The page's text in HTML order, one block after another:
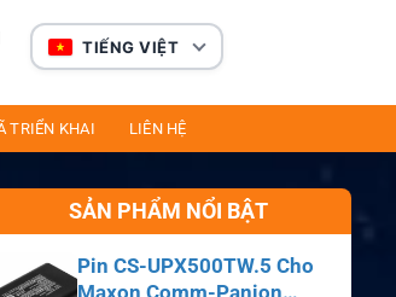
TIẾNG VIỆT
TRIỂN KHAI LIÊN HỆ
SẢN PHẨM NỔI BẬT
Pin CS-UPX500TW.5 Cho
Maxon Comm-Panion